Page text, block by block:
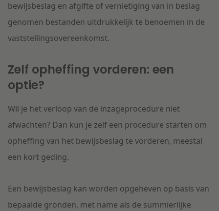
bewijsbeslag en afgifte of vernietiging van in beslag
genomen bestanden uitdrukkelijk te benoemen in de
vaststellingsovereenkomst.
Zelf opheffing vorderen: een
optie?
Wil je het verloop van de inzageprocedure niet
afwachten? Dan kun je zelf een procedure starten om
opheffing van het bewijsbeslag te vorderen, meestal
een kort geding.
Een bewijsbeslag kan worden opgeheven op basis van
bepaalde gronden, met name als de summierlijke